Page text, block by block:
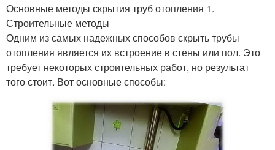
Основные методы скрытия труб отопления 1.
Строительные методы
Одним из самых надежных способов скрыть трубы
отопления является их встроение в стены или пол. Это
требует некоторых строительных работ, но результат
того стоит. Вот основные способы: